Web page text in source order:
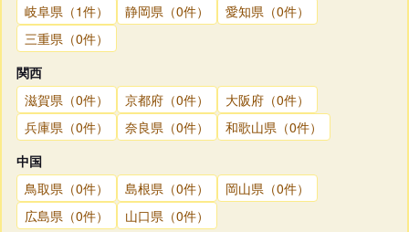
岐阜県（1件）
静岡県（0件）
愛知県（0件）
三重県（0件）
関西
滋賀県（0件）
京都府（0件）
大阪府（0件）
兵庫県（0件）
奈良県（0件）
和歌山県（0件）
中国
鳥取県（0件）
島根県（0件）
岡山県（0件）
広島県（0件）
山口県（0件）